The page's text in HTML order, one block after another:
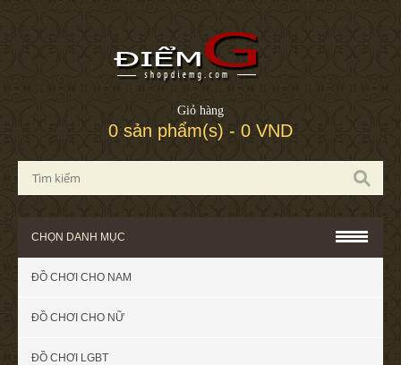
Giỏ hàng
0 sản phẩm(s) - 0 VND
CHỌN DANH MỤC
ĐỒ CHƠI CHO NAM
ĐỒ CHƠI CHO NỮ
ĐỒ CHƠI LGBT